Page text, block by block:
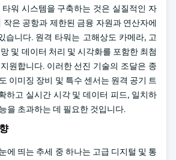
워 시스템을 구축하는 것은 실질적인 자
작은 공항과 제한된 금융 자원과 연산자에
습니다. 원격 타워는 고해상도 카메라, 고
및 데이터 처리 및 시각화를 포함한 최첨
원합니다. 이러한 선진 기술의 조달은 종
이미징 장비 및 특수 센서는 원격 공기 트
하고 실시간 시각 및 데이터 피드, 일치하
을 초과하는 데 필요한 것입니다.
에 띄는 추세 중 하나는 고급 디지털 및 통